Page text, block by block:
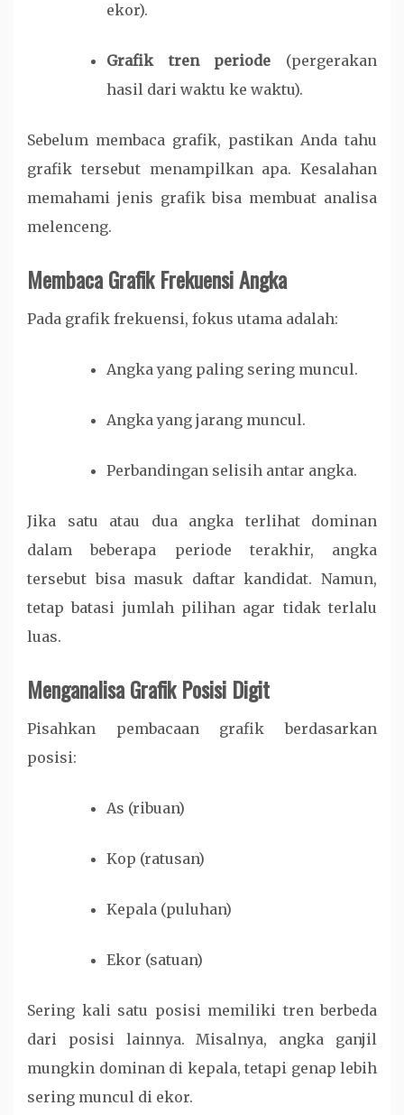
ekor).
Grafik tren periode (pergerakan
hasil dari waktu ke waktu).
Sebelum membaca grafik, pastikan Anda tahu
grafik tersebut menampilkan apa. Kesalahan
memahami jenis grafik bisa membuat analisa
melenceng.
Membaca Grafik Frekuensi Angka
Pada grafik frekuensi, fokus utama adalah:
Angka yang paling sering muncul.
Angka yang jarang muncul.
Perbandingan selisih antar angka.
Jika satu atau dua angka terlihat dominan
dalam beberapa periode terakhir, angka
tersebut bisa masuk daftar kandidat. Namun,
tetap batasi jumlah pilihan agar tidak terlalu
luas.
Menganalisa Grafik Posisi Digit
Pisahkan pembacaan grafik berdasarkan
posisi:
As (ribuan)
Kop (ratusan)
Kepala (puluhan)
Ekor (satuan)
Sering kali satu posisi memiliki tren berbeda
dari posisi lainnya. Misalnya, angka ganjil
mungkin dominan di kepala, tetapi genap lebih
sering muncul di ekor.